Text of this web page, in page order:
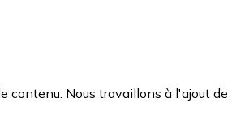
contenu. Nous travaillons à l'ajout de